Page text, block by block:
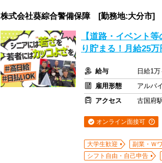
株式会社葵綜合警備保障 [勤務地:大分市]
【道路・イベント
り貯まる！月給25
給与
日給1
雇用形態
アルバ
アクセス
古国府
オンライン面接可
大学生歓迎 副業・Ｗ
シフト自由・自己申告